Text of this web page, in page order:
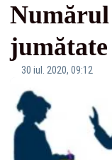
Numărul
30 iul. 2020, 09:12